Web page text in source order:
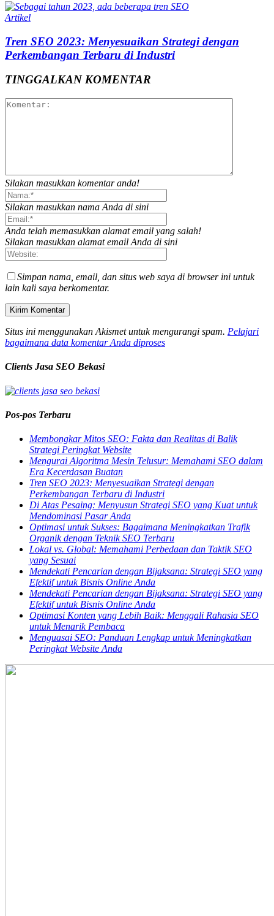
Artikel
Tren SEO 2023: Menyesuaikan Strategi dengan
Perkembangan Terbaru di Industri
TINGGALKAN KOMENTAR
Silakan masukkan komentar anda!
Silakan masukkan nama Anda di sini
Anda telah memasukkan alamat email yang salah!
Silakan masukkan alamat email Anda di sini
Simpan nama, email, dan situs web saya di browser ini untuk
lain kali saya berkomentar.
Situs ini menggunakan Akismet untuk mengurangi spam. Pelajari
bagaimana data komentar Anda diproses
Clients Jasa SEO Bekasi
Pos-pos Terbaru
Membongkar Mitos SEO: Fakta dan Realitas di Balik
Strategi Peringkat Website
Mengurai Algoritma Mesin Telusur: Memahami SEO dalam
Era Kecerdasan Buatan
Tren SEO 2023: Menyesuaikan Strategi dengan
Perkembangan Terbaru di Industri
Di Atas Pesaing: Menyusun Strategi SEO yang Kuat untuk
Mendominasi Pasar Anda
Optimasi untuk Sukses: Bagaimana Meningkatkan Trafik
Organik dengan Teknik SEO Terbaru
Lokal vs. Global: Memahami Perbedaan dan Taktik SEO
yang Sesuai
Mendekati Pencarian dengan Bijaksana: Strategi SEO yang
Efektif untuk Bisnis Online Anda
Mendekati Pencarian dengan Bijaksana: Strategi SEO yang
Efektif untuk Bisnis Online Anda
Optimasi Konten yang Lebih Baik: Menggali Rahasia SEO
untuk Menarik Pembaca
Menguasai SEO: Panduan Lengkap untuk Meningkatkan
Peringkat Website Anda